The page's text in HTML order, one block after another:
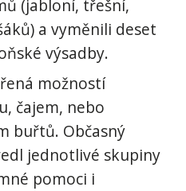
(jabloní, třešní,
a vyměnili deset
výsadby.
možností
čajem, nebo
buřtů. Občasný
jednotlivé skupiny
pomoci i